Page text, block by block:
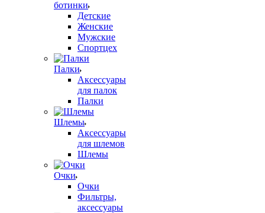
ботинки
Детские
Женские
Мужские
Спортцех
Палки
Аксессуары
для палок
Палки
Шлемы
Аксессуары
для шлемов
Шлемы
Очки
Очки
Фильтры,
аксессуары